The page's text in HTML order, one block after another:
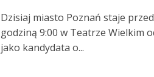
Dzisiaj miasto Poznań staje
godziną 9:00 w Teatrze Wielkim
jako kandydata o...